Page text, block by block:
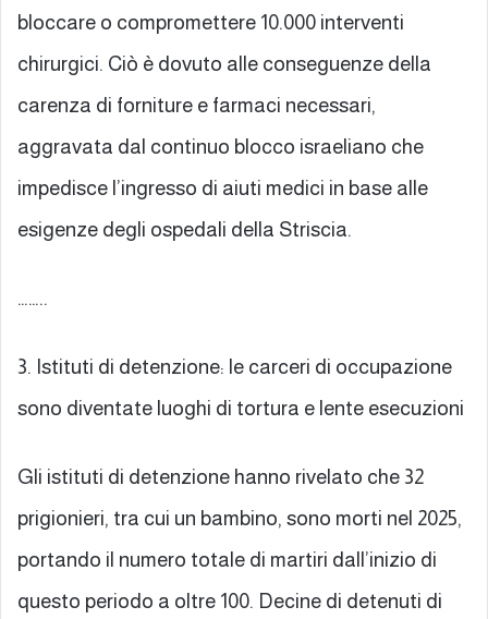
bloccare o compromettere 10.000 interventi
chirurgici. Ciò è dovuto alle conseguenze della
carenza di forniture e farmaci necessari,
aggravata dal continuo blocco israeliano che
impedisce l’ingresso di aiuti medici in base alle
esigenze degli ospedali della Striscia.
……..
3. Istituti di detenzione: le carceri di occupazione
sono diventate luoghi di tortura e lente esecuzioni
Gli istituti di detenzione hanno rivelato che 32
prigionieri, tra cui un bambino, sono morti nel 2025,
portando il numero totale di martiri dall’inizio di
questo periodo a oltre 100. Decine di detenuti di